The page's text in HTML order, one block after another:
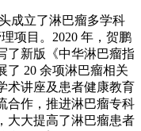
成立了淋巴瘤多学科
项目。2020 年，贺鹏
了新版《中华淋巴瘤指
了 20 余项淋巴瘤相关
术讲座及患者健康教育
合作，推进淋巴瘤专科
大大提高了淋巴瘤患者